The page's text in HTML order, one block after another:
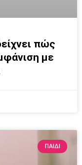
πώς
με
ΠΑΙΔΊ